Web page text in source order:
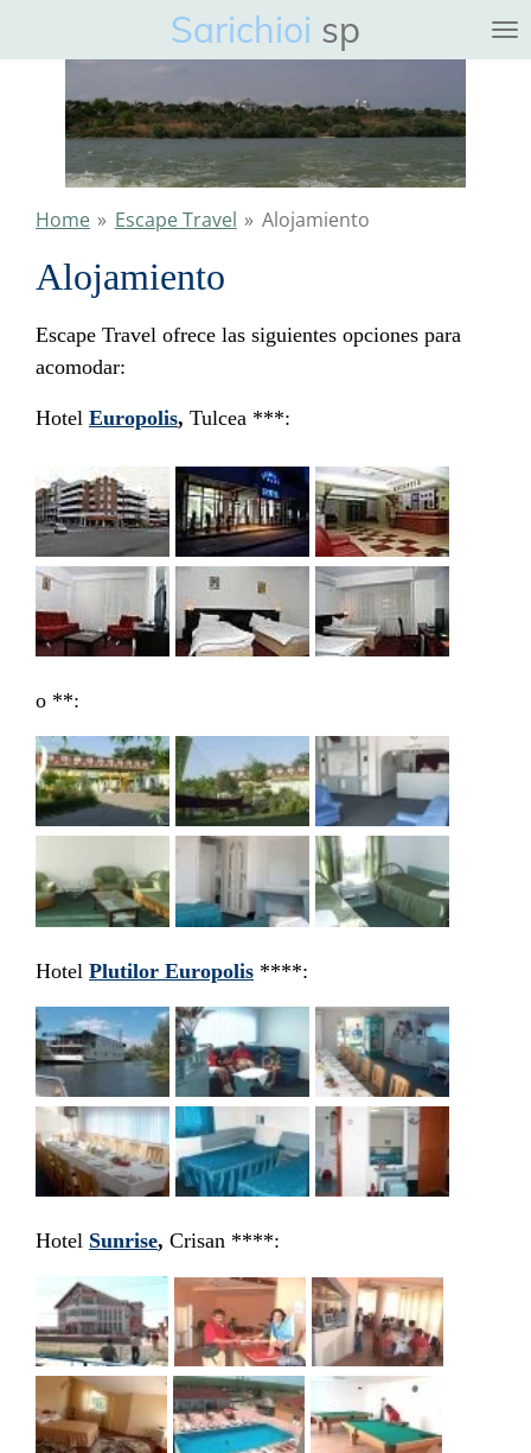
hoofdinhoud
Sarichioi sp
Home » Escape Travel » Alojamiento
Alojamiento
Escape Travel ofrece las siguientes opciones para
acomodar:
Hotel Europolis, Tulcea ***:
o **:
Hotel Plutilor Europolis ****:
Hotel Sunrise, Crisan ****: